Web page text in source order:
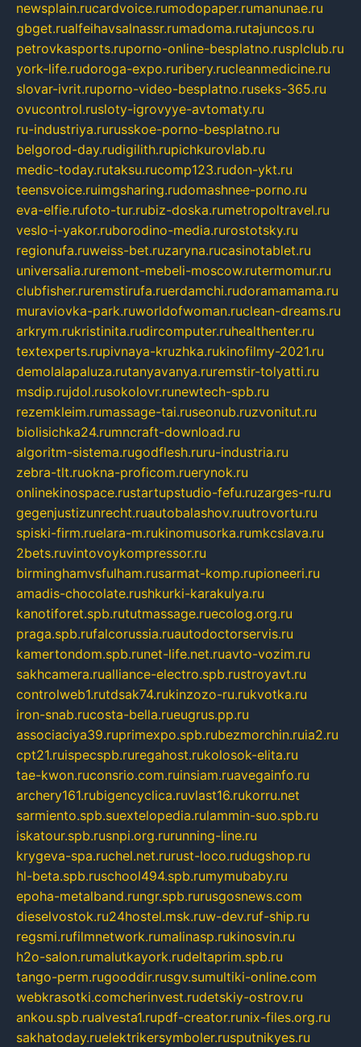
newsplain.rucardvoice.rumodopaper.rumanunae.ru
gbget.rualfeihavsalnassr.rumadoma.rutajuncos.ru
petrovkasports.ruporno-online-besplatno.rusplclub.ru
york-life.rudoroga-expo.ruribery.rucleanmedicine.ru
slovar-ivrit.ruporno-video-besplatno.ruseks-365.ru
ovucontrol.rusloty-igrovyye-avtomaty.ru
ru-industriya.rurusskoe-porno-besplatno.ru
belgorod-day.rudigilith.rupichkurovlab.ru
medic-today.rutaksu.rucomp123.rudon-ykt.ru
teensvoice.ruimgsharing.rudomashnee-porno.ru
eva-elfie.rufoto-tur.rubiz-doska.rumetropoltravel.ru
veslo-i-yakor.ruborodino-media.rurostotsky.ru
regionufa.ruweiss-bet.ruzaryna.rucasinotablet.ru
universalia.ruremont-mebeli-moscow.rutermomur.ru
clubfisher.ruremstirufa.ruerdamchi.rudoramamama.ru
muraviovka-park.ruworldofwoman.ruclean-dreams.ru
arkrym.rukristinita.rudircomputer.ruhealthenter.ru
textexperts.rupivnaya-kruzhka.rukinofilmy-2021.ru
demolalapaluza.rutanyavanya.ruremstir-tolyatti.ru
msdip.rujdol.rusokolovr.runewtech-spb.ru
rezemkleim.rumassage-tai.ruseonub.ruzvonitut.ru
biolisichka24.rumncraft-download.ru
algoritm-sistema.rugodflesh.ruru-industria.ru
zebra-tlt.ruokna-proficom.ruerynok.ru
onlinekinospace.rustartupstudio-fefu.ruzarges-ru.ru
gegenjustizunrecht.ruautobalashov.ruutrovortu.ru
spiski-firm.ruelara-m.rukinomusorka.rumkcslava.ru
2bets.ruvintovoykompressor.ru
birminghamvsfulham.rusarmat-komp.rupioneeri.ru
amadis-chocolate.rushkurki-karakulya.ru
kanotiforet.spb.rututmassage.ruecolog.org.ru
praga.spb.rufalcorussia.ruautodoctorservis.ru
kamertondom.spb.runet-life.net.ruavto-vozim.ru
sakhcamera.rualliance-electro.spb.rustroyavt.ru
controlweb1.rutdsak74.rukinzozo-ru.rukvotka.ru
iron-snab.rucosta-bella.rueugrus.pp.ru
associaciya39.ruprimexpo.spb.rubezmorchin.ruia2.ru
cpt21.ruispecspb.ruregahost.rukolosok-elita.ru
tae-kwon.ruconsrio.com.ruinsiam.ruavegainfo.ru
archery161.rubigencyclica.ruvlast16.rukorru.net
sarmiento.spb.suextelopedia.rulammin-suo.spb.ru
iskatour.spb.rusnpi.org.rurunning-line.ru
krygeva-spa.ruchel.net.rurust-loco.rudugshop.ru
hl-beta.spb.ruschool494.spb.rumymubaby.ru
epoha-metalband.rungr.spb.rurusgosnews.com
dieselvostok.ru24hostel.msk.ruw-dev.ruf-ship.ru
regsmi.rufilmnetwork.rumalinasp.rukinosvin.ru
h2o-salon.rumalutkayork.rudeltaprim.spb.ru
tango-perm.rugooddir.rusgv.sumultiki-online.com
webkrasotki.comcherinvest.rudetskiy-ostrov.ru
ankou.spb.rualvesta1.rupdf-creator.runix-files.org.ru
sakhatoday.ruelektrikersymboler.rusputnikyes.ru